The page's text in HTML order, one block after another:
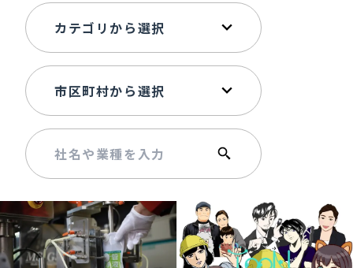
「人」から探す
記事ライター アンバサダー